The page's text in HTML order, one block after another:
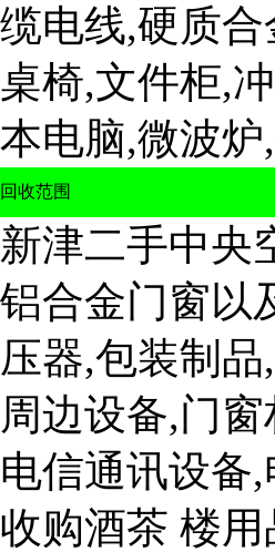
缆电线,硬质
桌椅,文件柜,
本电脑,微波
回收范围
新津二手中央
铝合金门窗以
压器,包装制
周边设备,门
电信通讯设备
收购酒茶 楼